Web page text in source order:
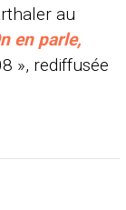
au
en parle,
», rediffusée